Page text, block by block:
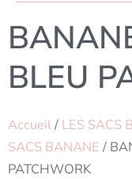
BLEU
Accueil/ LES SACS
SACS BANANE /
PATCHWORK